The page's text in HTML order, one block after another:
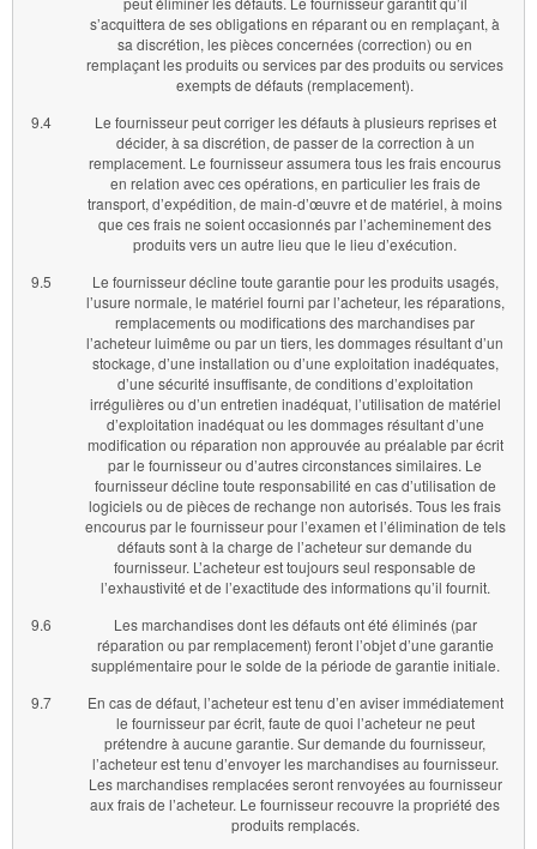
s’acquittera de ses obligations en réparant ou en remplaçant, à
sa discrétion, les pièces concernées (correction) ou en
remplaçant les produits ou services par des produits ou services
exempts de défauts (remplacement).
9.4
Le fournisseur peut corriger les défauts à plusieurs reprises et
décider, à sa discrétion, de passer de la correction à un
remplacement. Le fournisseur assumera tous les frais encourus
en relation avec ces opérations, en particulier les frais de
transport, d’expédition, de main-d’œuvre et de matériel, à moins
que ces frais ne soient occasionnés par l’acheminement des
produits vers un autre lieu que le lieu d’exécution.
9.5
Le fournisseur décline toute garantie pour les produits usagés,
l’usure normale, le matériel fourni par l’acheteur, les réparations,
remplacements ou modifications des marchandises par
l’acheteur luimême ou par un tiers, les dommages résultant d’un
stockage, d’une installation ou d’une exploitation inadéquates,
d’une sécurité insuffisante, de conditions d’exploitation
irrégulières ou d’un entretien inadéquat, l’utilisation de matériel
d’exploitation inadéquat ou les dommages résultant d’une
modification ou réparation non approuvée au préalable par écrit
par le fournisseur ou d’autres circonstances similaires. Le
fournisseur décline toute responsabilité en cas d’utilisation de
logiciels ou de pièces de rechange non autorisés. Tous les frais
encourus par le fournisseur pour l’examen et l’élimination de tels
défauts sont à la charge de l’acheteur sur demande du
fournisseur. L’acheteur est toujours seul responsable de
l’exhaustivité et de l’exactitude des informations qu’il fournit.
9.6
Les marchandises dont les défauts ont été éliminés (par
réparation ou par remplacement) feront l’objet d’une garantie
supplémentaire pour le solde de la période de garantie initiale.
9.7
En cas de défaut, l’acheteur est tenu d’en aviser immédiatement
le fournisseur par écrit, faute de quoi l’acheteur ne peut
prétendre à aucune garantie. Sur demande du fournisseur,
l’acheteur est tenu d’envoyer les marchandises au fournisseur.
Les marchandises remplacées seront renvoyées au fournisseur
aux frais de l’acheteur. Le fournisseur recouvre la propriété des
produits remplacés.